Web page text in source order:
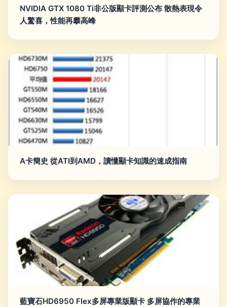
NVIDIA GTX 1080 Ti非公版顯卡評測公布 散熱表現令
人驚喜，性能再攀高峰
A卡簡史 從ATI到AMD，讀懂顯卡知識的速成指南
藍寶石HD6950 Flex多屏專業版顯卡 多屏協作的專業